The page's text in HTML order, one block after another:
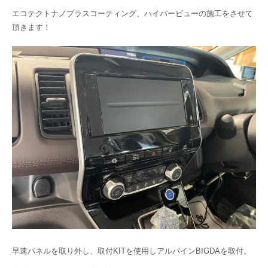
エコテクトナノプラスコーティング、ハイパービューの施工をさせて
頂きます！
早速パネルを取り外し、取付KITを使用しアルパインBIGDAを取付。